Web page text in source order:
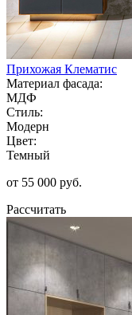
Прихожая Клематис
Материал фасада:
МДФ
Стиль:
Модерн
Цвет:
Темный
от 55 000 руб.
Рассчитать